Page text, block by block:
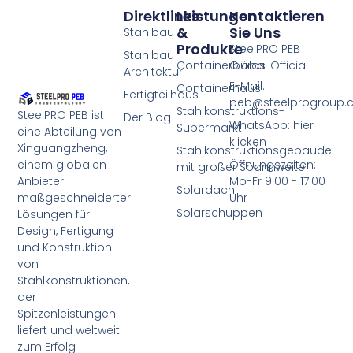
SteelPRO PEB ist
eine Abteilung von
Xinguangzheng,
einem globalen
Anbieter
maßgeschneiderter
Lösungen für
Design, Fertigung
und Konstruktion
von
Stahlkonstruktionen,
der
Spitzenleistungen
liefert und weltweit
zum Erfolg
Leistungen
&
Produkte
Containerbüros
Containerhaus
Stahlkonstruktions-
Supermarkt
Stahlkonstruktionsgebäude
mit großer Spannweite
Solardach
Solarschuppen
Direktlinks
Stahlbau
Stahlbau
Architektur
Fertigteilhaus
Der Blog
Kontaktieren
Sie Uns
SteelPRO PEB
Global Official
E-Mail:
WhatsApp: hier
klicken
Öffnungszeiten:
Mo-Fr 9:00 - 17:00
Uhr